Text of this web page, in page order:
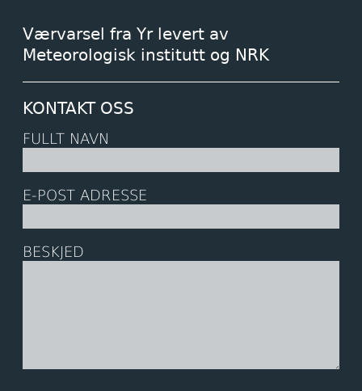
Værvarsel fra Yr levert av
Meteorologisk institutt og NRK
KONTAKT OSS
FULLT NAVN
E-POST ADRESSE
BESKJED